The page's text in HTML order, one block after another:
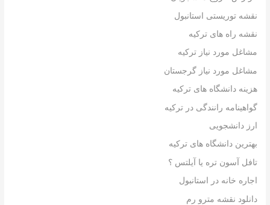
نقشه توریستی استانبول
نقشه راه های ترکیه
مشاغل مورد نیاز ترکیه
مشاغل مورد نیاز گرجستان
هزینه دانشگاه های ترکیه
گواهینامه رانندگی در ترکیه
ارز دانشجویی
بهترین دانشگاه های ترکیه
تافل آسون تره یا آیلتس ؟
اجاره خانه در استانبول
دانلود نقشه مترو رم